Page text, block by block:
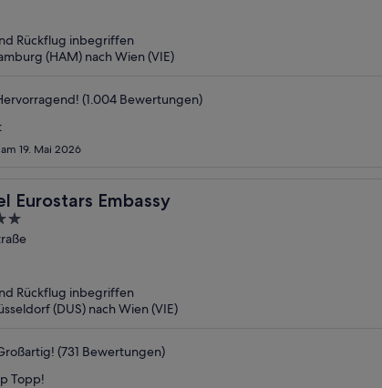
Rückflug inbegriffen
(HAM) nach Wien (VIE)
(1.004 Bewertungen)
19. Mai 2026
Eurostars Embassy
Rückflug inbegriffen
(DUS) nach Wien (VIE)
(731 Bewertungen)
Topp!